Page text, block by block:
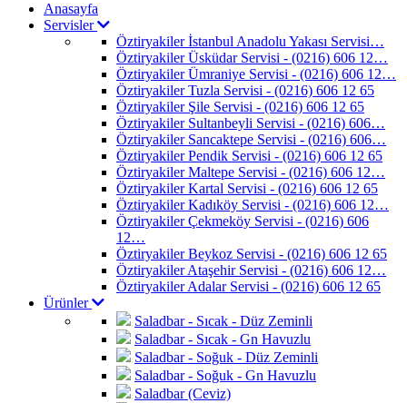
Anasayfa
Servisler
Öztiryakiler İstanbul Anadolu Yakası Servisi…
Öztiryakiler Üsküdar Servisi - (0216) 606 12…
Öztiryakiler Ümraniye Servisi - (0216) 606 12…
Öztiryakiler Tuzla Servisi - (0216) 606 12 65
Öztiryakiler Şile Servisi - (0216) 606 12 65
Öztiryakiler Sultanbeyli Servisi - (0216) 606…
Öztiryakiler Sancaktepe Servisi - (0216) 606…
Öztiryakiler Pendik Servisi - (0216) 606 12 65
Öztiryakiler Maltepe Servisi - (0216) 606 12…
Öztiryakiler Kartal Servisi - (0216) 606 12 65
Öztiryakiler Kadıköy Servisi - (0216) 606 12…
Öztiryakiler Çekmeköy Servisi - (0216) 606
12…
Öztiryakiler Beykoz Servisi - (0216) 606 12 65
Öztiryakiler Ataşehir Servisi - (0216) 606 12…
Öztiryakiler Adalar Servisi - (0216) 606 12 65
Ürünler
Saladbar - Sıcak - Düz Zeminli
Saladbar - Sıcak - Gn Havuzlu
Saladbar - Soğuk - Düz Zeminli
Saladbar - Soğuk - Gn Havuzlu
Saladbar (Ceviz)